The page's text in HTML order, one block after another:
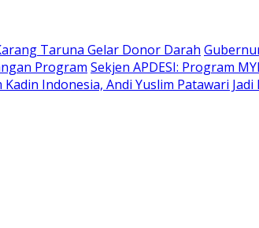
Taruna Gelar Donor Darah
Program Sekjen APDESI: Program
Kadin Indonesia, Andi Yuslim Patawari